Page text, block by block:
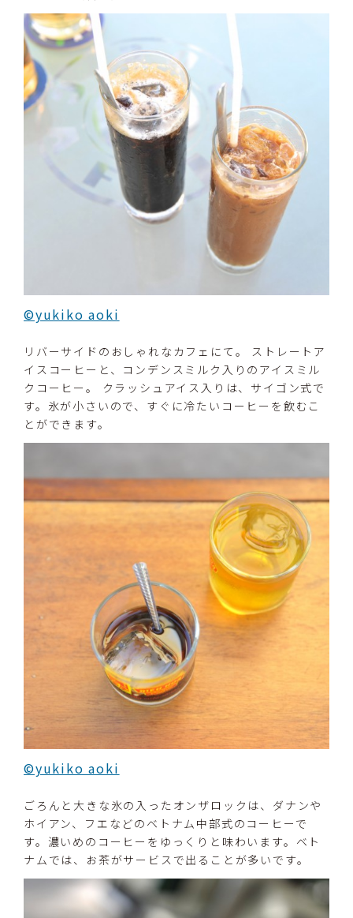
©yukiko aoki
リバーサイドのおしゃれなカフェにて。 ストレートア
イスコーヒーと、コンデンスミルク入りのアイスミル
クコーヒー。 クラッシュアイス入りは、サイゴン式で
す。氷が小さいので、すぐに冷たいコーヒーを飲むこ
とができます。
©yukiko aoki
ごろんと大きな氷の入ったオンザロックは、ダナンや
ホイアン、フエなどのベトナム中部式のコーヒーで
す。濃いめのコーヒーをゆっくりと味わいます。ベト
ナムでは、お茶がサービスで出ることが多いです。